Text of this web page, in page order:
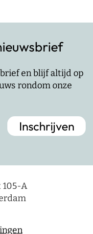
en blijf altijd op
rondom onze
105-A